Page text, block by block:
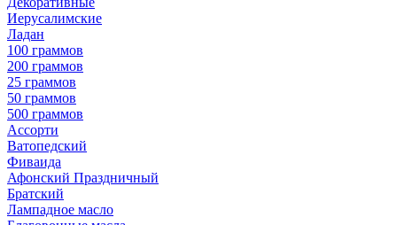
Иерусалимские
Ладан
100 граммов
200 граммов
25 граммов
50 граммов
500 граммов
Ассорти
Ватопедский
Фиваида
Афонский Праздничный
Братский
Лампадное масло